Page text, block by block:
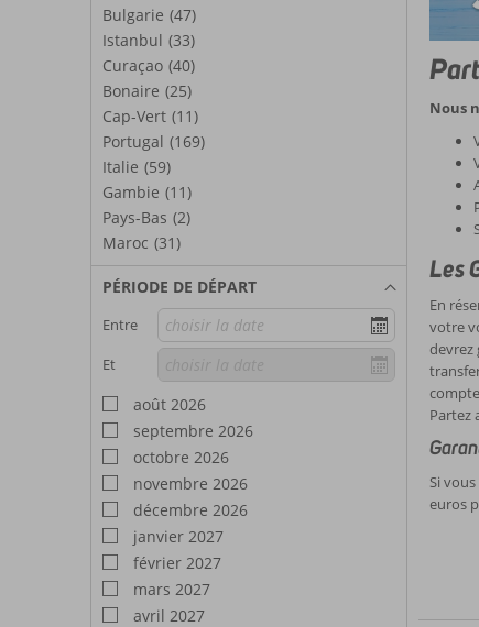
Bulgarie (47)
Istanbul (33)
Curaçao (40)
Bonaire (25)
Cap-Vert (11)
Portugal (169)
Italie (59)
Gambie (11)
Pays-Bas (2)
Maroc (31)
PÉRIODE DE DÉPART
Entre
Et
août 2026
septembre 2026
octobre 2026
novembre 2026
décembre 2026
janvier 2027
février 2027
mars 2027
avril 2027
Nous
Les
En
votre
devrez
Partez
Si
euros